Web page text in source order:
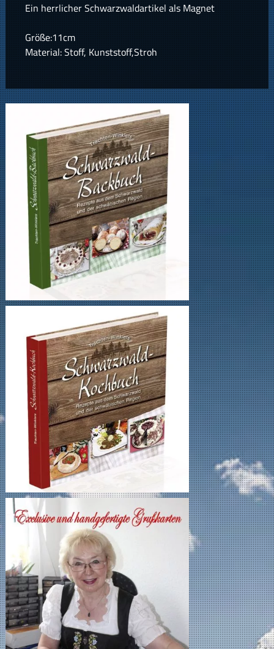
Ein herrlicher Schwarzwaldartikel als Magnet
Größe:11cm
Material: Stoff, Kunststoff,Stroh